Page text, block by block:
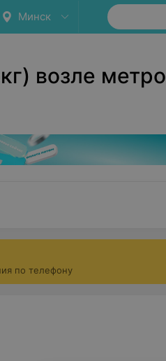
Минск
возле метро
по телефону